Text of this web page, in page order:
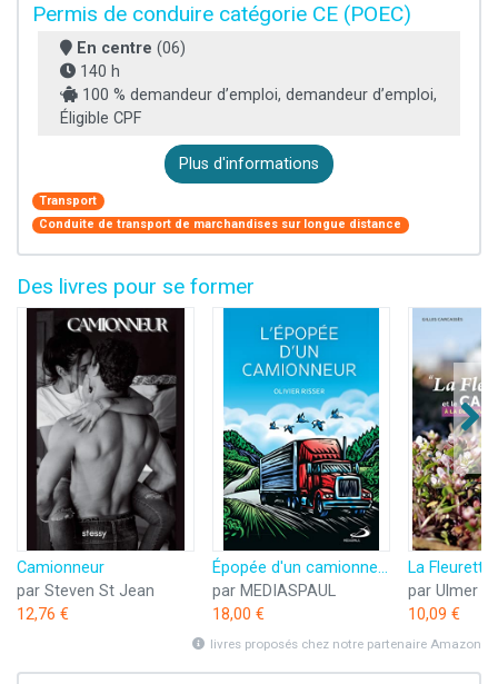
Permis de conduire catégorie CE (POEC)
En centre (06)
140 h
100 % demandeur d’emploi, demandeur d’emploi,
Éligible CPF
Plus d'informations
Transport
Conduite de transport de marchandises sur longue distance
Des livres pour se former
Camionneur
par Steven St Jean
12,76 €
Épopée d'un camionneur (L')
par MEDIASPAUL
18,00 €
par Ulmer
10,09 €
livres proposés chez notre partenaire Amazon